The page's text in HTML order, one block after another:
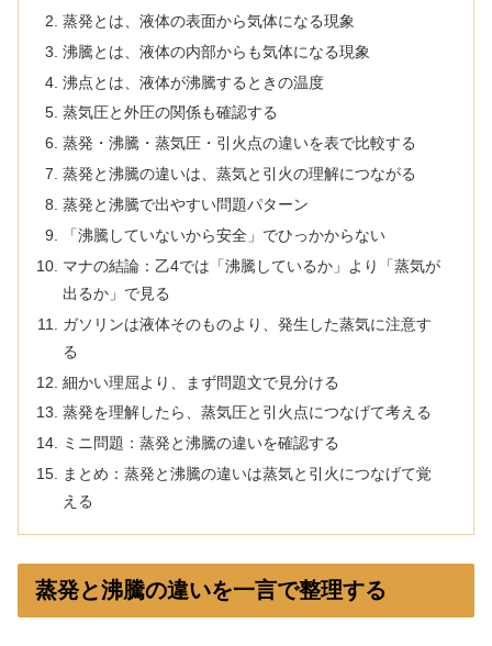
蒸発とは、液体の表面から気体になる現象
沸騰とは、液体の内部からも気体になる現象
沸点とは、液体が沸騰するときの温度
蒸気圧と外圧の関係も確認する
蒸発・沸騰・蒸気圧・引火点の違いを表で比較する
蒸発と沸騰の違いは、蒸気と引火の理解につながる
蒸発と沸騰で出やすい問題パターン
「沸騰していないから安全」でひっかからない
マナの結論：乙4では「沸騰しているか」より「蒸気が
出るか」で見る
ガソリンは液体そのものより、発生した蒸気に注意す
る
細かい理屈より、まず問題文で見分ける
蒸発を理解したら、蒸気圧と引火点につなげて考える
ミニ問題：蒸発と沸騰の違いを確認する
まとめ：蒸発と沸騰の違いは蒸気と引火につなげて覚
える
蒸発と沸騰の違いを一言で整理する